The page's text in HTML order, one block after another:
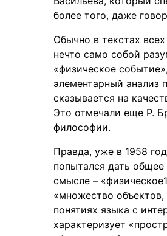
более того, даже
Обычно в текстах
нечто само собой
«физическое
элементарный анализ
сказывается на
Это отмечали еще Р.
философии.
Правда, уже в 1958
попытался дать
смысле –
«множество
понятиях языка с
характеризует